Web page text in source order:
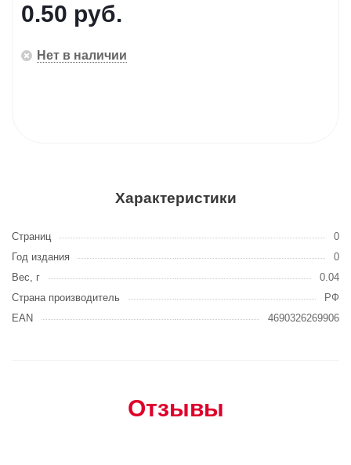
0.50 руб.
Нет в наличии
Характеристики
Страниц
0
Год издания
0
Вес, г
0.04
Страна производитель
РФ
EAN
4690326269906
Отзывы